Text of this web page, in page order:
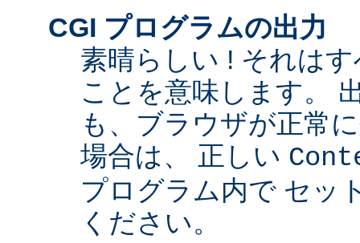
CGI プログラムの出力
素晴らしい ! それは
ことを意味します。
も、ブラウザが正常
場合は、 正しい
プログラム内で セッ
ください。